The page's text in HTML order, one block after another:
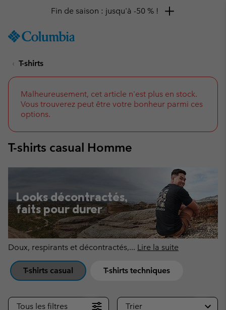
TO
SKIP
NAV
SKIP
TO
SEARCH
Remise de 10 % à saisir
T-shirts
Malheureusement, cet article n'est plus en stock.
Vous trouverez peut être votre bonheur parmi ces
options.
T-shirts casual Homme
Looks décontractés,
faits pour durer
Doux, respirants et décontractés,... Lire la suite
T-shirts casual T-shirts techniques
Tous les filtres Trier